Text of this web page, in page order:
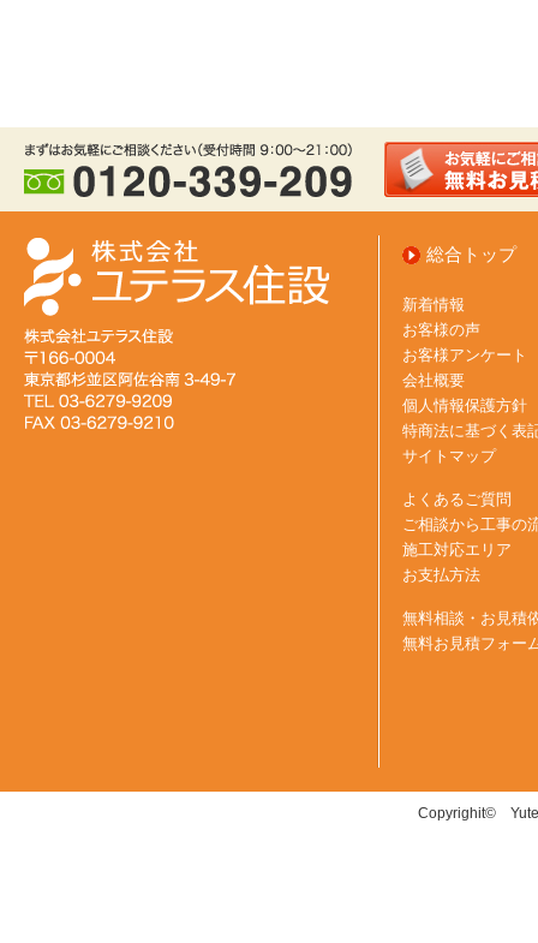
総合トップ
新着情報
お客様の声
お客様アンケート
会社概要
個人情報保護方針
特商法に基づく表
サイトマップ
よくあるご質問
ご相談から工事の
施工対応エリア
お支払方法
無料相談・お見積
無料お見積フォー
Copyrighit©